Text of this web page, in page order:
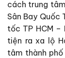
cách trung
Sân Bay Quốc
tốc TP HCM –
tiện ra xa lộ
tâm thành phố